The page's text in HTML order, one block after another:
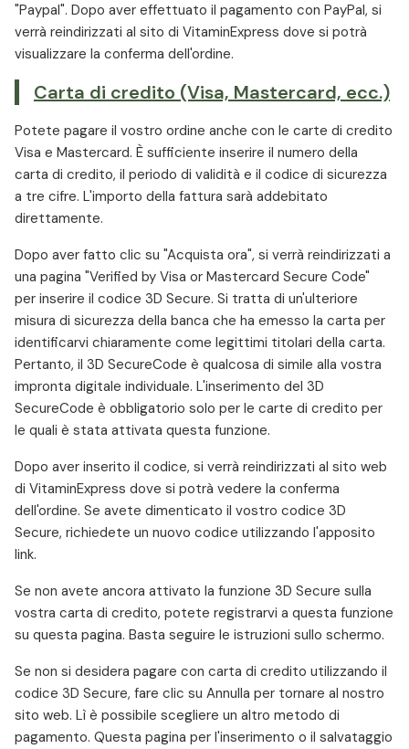
"Paypal". Dopo aver effettuato il pagamento con PayPal, si
verrà reindirizzati al sito di VitaminExpress dove si potrà
visualizzare la conferma dell'ordine.
Carta di credito (Visa, Mastercard, ecc.)
Potete pagare il vostro ordine anche con le carte di credito
Visa e Mastercard. È sufficiente inserire il numero della
carta di credito, il periodo di validità e il codice di sicurezza
a tre cifre. L'importo della fattura sarà addebitato
direttamente.
Dopo aver fatto clic su "Acquista ora", si verrà reindirizzati a
una pagina "Verified by Visa or Mastercard Secure Code"
per inserire il codice 3D Secure. Si tratta di un'ulteriore
misura di sicurezza della banca che ha emesso la carta per
identificarvi chiaramente come legittimi titolari della carta.
Pertanto, il 3D SecureCode è qualcosa di simile alla vostra
impronta digitale individuale. L'inserimento del 3D
SecureCode è obbligatorio solo per le carte di credito per
le quali è stata attivata questa funzione.
Dopo aver inserito il codice, si verrà reindirizzati al sito web
di VitaminExpress dove si potrà vedere la conferma
dell'ordine. Se avete dimenticato il vostro codice 3D
Secure, richiedete un nuovo codice utilizzando l'apposito
link.
Se non avete ancora attivato la funzione 3D Secure sulla
vostra carta di credito, potete registrarvi a questa funzione
su questa pagina. Basta seguire le istruzioni sullo schermo.
Se non si desidera pagare con carta di credito utilizzando il
codice 3D Secure, fare clic su Annulla per tornare al nostro
sito web. Lì è possibile scegliere un altro metodo di
pagamento. Questa pagina per l'inserimento o il salvataggio